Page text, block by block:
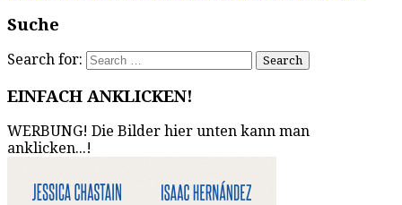
Suche
Search for:
EINFACH ANKLICKEN!
WERBUNG! Die Bilder hier unten kann man
anklicken...!